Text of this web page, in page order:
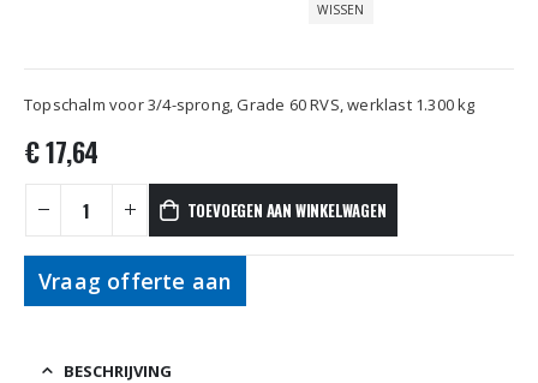
WISSEN
Topschalm voor 3/4-sprong, Grade 60 RVS, werklast 1.300 kg
€17,64
TOEVOEGEN AAN WINKELWAGEN
Vraag offerte aan
BESCHRIJVING